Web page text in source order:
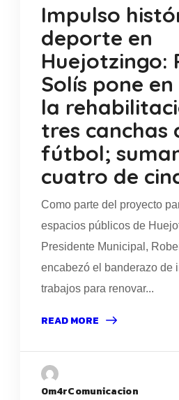
Impulso
deporte en
Huejotzingo:
Solís pone
la
tres canchas
fútbol;
cuatro de
Como parte del proyecto
espacios públicos de
Presidente Municipal,
encabezó el banderazo de
trabajos para renovar...
READ MORE
0m4rComunicacion